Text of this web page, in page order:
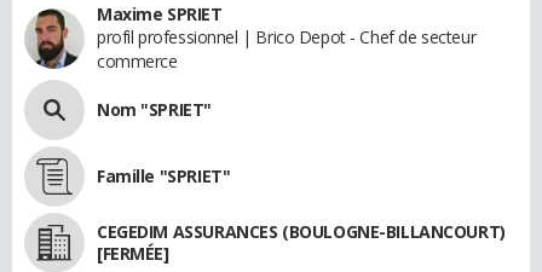
Maxime SPRIET
profil professionnel | Brico Depot - Chef de secteur
commerce
Nom "SPRIET"
Famille "SPRIET"
CEGEDIM ASSURANCES (BOULOGNE-BILLANCOURT)
[FERMÉE]